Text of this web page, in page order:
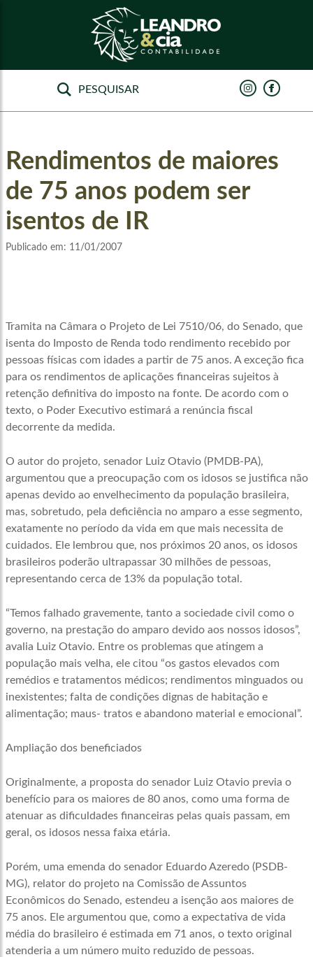
Rendimentos de maiores
de 75 anos podem ser
isentos de IR
Publicado em: 11/01/2007
Tramita na Câmara o Projeto de Lei 7510/06, do Senado, que
isenta do Imposto de Renda todo rendimento recebido por
pessoas físicas com idades a partir de 75 anos. A exceção fica
para os rendimentos de aplicações financeiras sujeitos à
retenção definitiva do imposto na fonte. De acordo com o
texto, o Poder Executivo estimará a renúncia fiscal
decorrente da medida.
O autor do projeto, senador Luiz Otavio (PMDB-PA),
argumentou que a preocupação com os idosos se justifica não
apenas devido ao envelhecimento da população brasileira,
mas, sobretudo, pela deficiência no amparo a esse segmento,
exatamente no período da vida em que mais necessita de
cuidados. Ele lembrou que, nos próximos 20 anos, os idosos
brasileiros poderão ultrapassar 30 milhões de pessoas,
representando cerca de 13% da população total.
“Temos falhado gravemente, tanto a sociedade civil como o
governo, na prestação do amparo devido aos nossos idosos”,
avalia Luiz Otavio. Entre os problemas que atingem a
população mais velha, ele citou “os gastos elevados com
remédios e tratamentos médicos; rendimentos minguados ou
inexistentes; falta de condições dignas de habitação e
alimentação; maus- tratos e abandono material e emocional”.
Ampliação dos beneficiados
Originalmente, a proposta do senador Luiz Otavio previa o
benefício para os maiores de 80 anos, como uma forma de
atenuar as dificuldades financeiras pelas quais passam, em
geral, os idosos nessa faixa etária.
Porém, uma emenda do senador Eduardo Azeredo (PSDB-
MG), relator do projeto na Comissão de Assuntos
Econômicos do Senado, estendeu a isenção aos maiores de
75 anos. Ele argumentou que, como a expectativa de vida
média do brasileiro é estimada em 71 anos, o texto original
atenderia a um número muito reduzido de pessoas.